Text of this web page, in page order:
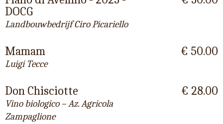
DOCG
Landbouwbedrijf Ciro Picariello
Mamam
Luigi Tecce
€ 50.00
Don Chisciotte
Vino biologico – Az. Agricola
Zampaglione
€ 28.00